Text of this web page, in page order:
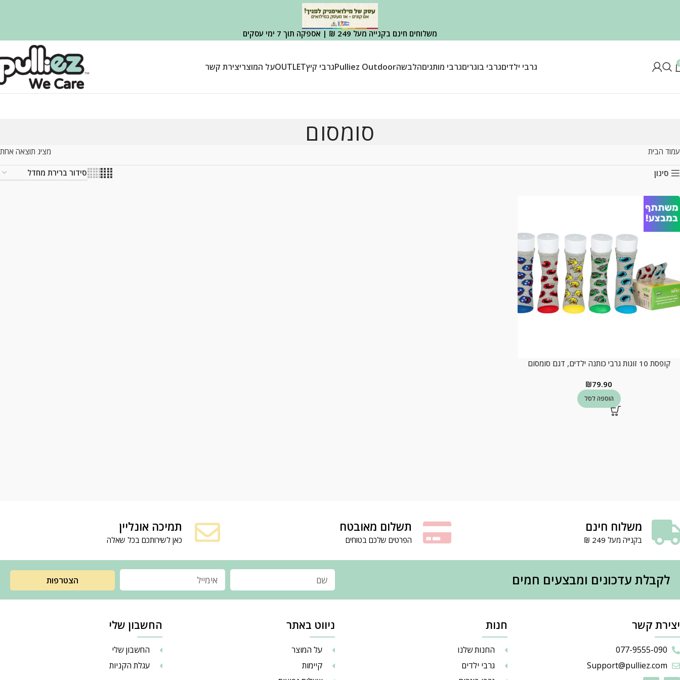
משלוחים חינם בקנייה מעל 249 ₪ | אספקה תוך 7 ימי עסקים
גרבי ילדיםגרבי בוגריםגרבי מותגיםהלבשהPulliez Outdoorגרבי קיץOUTLETעל המוצריצירת קשר
סומסום
עמוד הבית מציג תוצאה אחת
סינון
קופסת 10 זוגות גרבי כותנה ילדים, דגם סומסום
₪79.90
הוספה לסל
משלוח חינם
בקנייה מעל 249 ₪
תשלום מאובטח
הפרטים שלכם בטוחים
תמיכה אונליין
כאן לשירותכם בכל שאלה
לקבלת עדכונים ומבצעים חמים הצטרפות
יצירת קשר
077-9555-090
Support@pulliez.com
חנות
החנות שלנו
גרבי ילדים
ניווט באתר
על המוצר
קיימות
החשבון שלי
החשבון שלי
עגלת הקניות